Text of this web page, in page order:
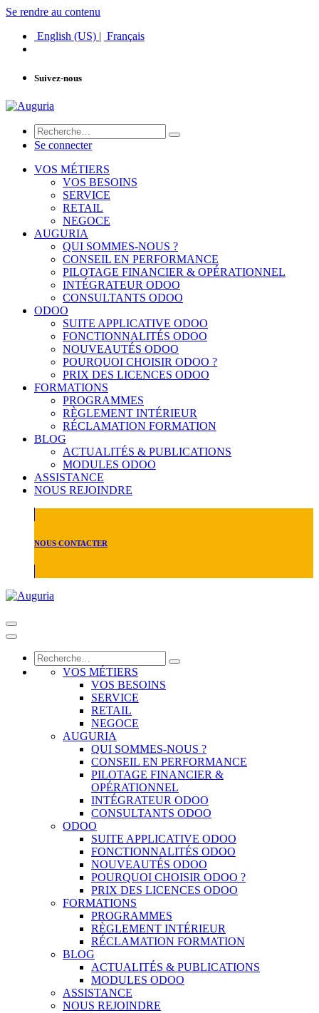
Se rendre au contenu
English (US) | Français
Suivez-nous
Se connecter
VOS MÉTIERS
VOS BESOINS
SERVICE
RETAIL
NEGOCE
AUGURIA
QUI SOMMES-NOUS ?
CONSEIL EN PERFORMANCE
PILOTAGE FINANCIER & OPÉRATIONNEL
INTÉGRATEUR ODOO
CONSULTANTS ODOO
ODOO
SUITE APPLICATIVE ODOO
FONCTIONNALITÉS ODOO
NOUVEAUTÉS ODOO
POURQUOI CHOISIR ODOO ?
PRIX DES LICENCES ODOO
FORMATIONS
PROGRAMMES
RÈGLEMENT INTÉRIEUR
RÉCLAMATION FORMATION
BLOG
ACTUALITÉS & PUBLICATIONS
MODULES ODOO
ASSISTANCE
NOUS REJOINDRE
NOUS CONTACTER
VOS MÉTIERS
VOS BESOINS
SERVICE
RETAIL
NEGOCE
AUGURIA
QUI SOMMES-NOUS ?
CONSEIL EN PERFORMANCE
PILOTAGE FINANCIER &
OPÉRATIONNEL
INTÉGRATEUR ODOO
CONSULTANTS ODOO
ODOO
SUITE APPLICATIVE ODOO
FONCTIONNALITÉS ODOO
NOUVEAUTÉS ODOO
POURQUOI CHOISIR ODOO ?
PRIX DES LICENCES ODOO
FORMATIONS
PROGRAMMES
RÈGLEMENT INTÉRIEUR
RÉCLAMATION FORMATION
BLOG
ACTUALITÉS & PUBLICATIONS
MODULES ODOO
ASSISTANCE
NOUS REJOINDRE